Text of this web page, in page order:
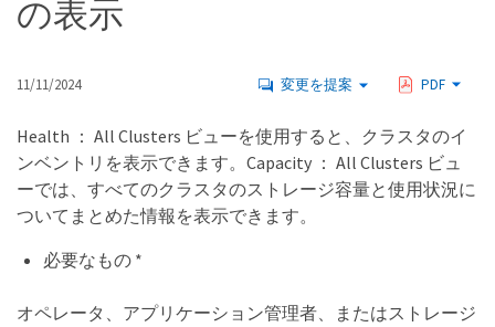
の表示
11/11/2024 変更を提案 PDF
Health ： All Clusters ビューを使用すると、クラスタのイ
ンベントリを表示できます。Capacity ： All Clusters ビュ
ーでは、すべてのクラスタのストレージ容量と使用状況に
ついてまとめた情報を表示できます。
必要なもの *
オペレータ、アプリケーション管理者、またはストレージ